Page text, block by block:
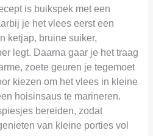
is buikspek met een
je het vlees eerst een
ketjap, bruine suiker,
legt. Daarna gaar je het traag
zoete geuren je tegemoet
kiezen om het vlees in kleine
hoisinsaus te marineren.
bereiden, zodat
van kleine porties vol